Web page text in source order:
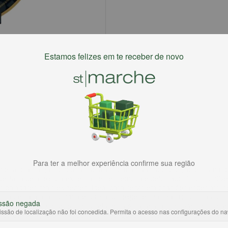
joia da gastronomia que transforma qualquer refeição em um
pela textura extremamente cremosa e pelo sabor inconfundível.
mais exigentes. Ideal para servir em ocasiões especiais,
a alta culinária e busca por experiências gastronômicas
desse queijo Brie. Cada peça é tratada com o máximo
degustação uma experiência inesquecível com o queijo Brie
Estamos felizes em te receber de novo
Para ter a melhor experiência confirme sua região
negada
de localização não foi concedida. Permita o acesso nas configurações do